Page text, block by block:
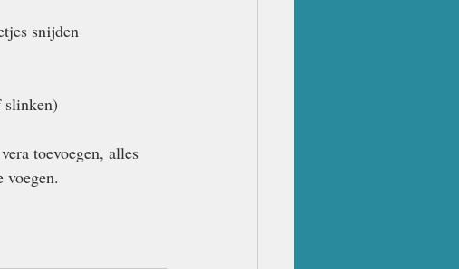
snijden
slinken)
toevoegen, alles
voegen.